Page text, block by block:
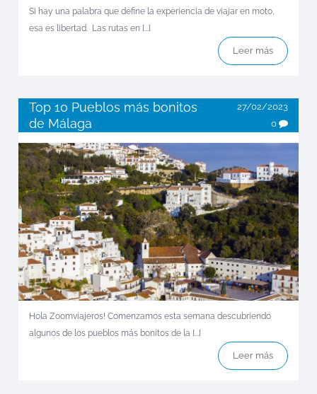
Si hay una palabra que define la experiencia de viajar en moto,
esa es libertad. Las rutas en [...]
Leer más
Top 10 Pueblos más bonitos
de Málaga
27/02/2023
0
Hola Zoomviajeros! Comenzamos esta semana descubriendo
algunos de los pueblos más bonitos de la [...]
Leer más